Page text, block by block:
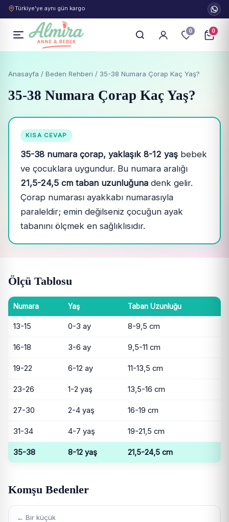
Türkiye'ye aynı gün kargo
0 0
Anasayfa / Beden Rehberi / 35-38 Numara Çorap Kaç Yaş?
35-38 Numara Çorap Kaç Yaş?
KISA CEVAP
35-38 numara çorap, yaklaşık 8-12 yaş bebek
ve çocuklara uygundur. Bu numara aralığı
21,5-24,5 cm taban uzunluğuna denk gelir.
Çorap numarası ayakkabı numarasıyla
paraleldir; emin değilseniz çocuğun ayak
tabanını ölçmek en sağlıklısıdır.
Ölçü Tablosu
Numara Yaş Taban Uzunluğu
13-15 0-3 ay 8-9,5 cm
16-18 3-6 ay 9,5-11 cm
19-22 6-12 ay 11-13,5 cm
23-26 1-2 yaş 13,5-16 cm
27-30 2-4 yaş 16-19 cm
31-34 4-7 yaş 19-21,5 cm
35-38 8-12 yaş 21,5-24,5 cm
Komşu Bedenler
← Bir küçük